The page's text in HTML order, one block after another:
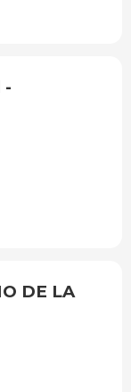
-
DE LA